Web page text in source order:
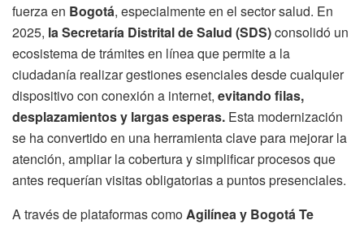
fuerza en Bogotá, especialmente en el sector salud. En
2025, la Secretaría Distrital de Salud (SDS)consolidó un
ecosistema de trámites en línea que permite a la
ciudadanía realizar gestiones esenciales desde cualquier
dispositivo con conexión a internet, evitando filas,
desplazamientos y largas esperas. Esta modernización
se ha convertido en una herramienta clave para mejorar la
atención, ampliar la cobertura y simplificar procesos que
antes requerían visitas obligatorias a puntos presenciales.
A través de plataformas comoAgilínea y Bogotá Te